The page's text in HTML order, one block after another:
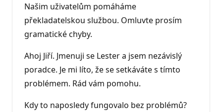
Našim uživatelům pomáháme
překladatelskou službou. Omluvte prosím
gramatické chyby.
Ahoj Jiří. Jmenuji se Lester a jsem nezávislý
poradce. Je mi líto, že se setkáváte s tímto
problémem. Rád vám pomohu.
Kdy to naposledy fungovalo bez problémů?